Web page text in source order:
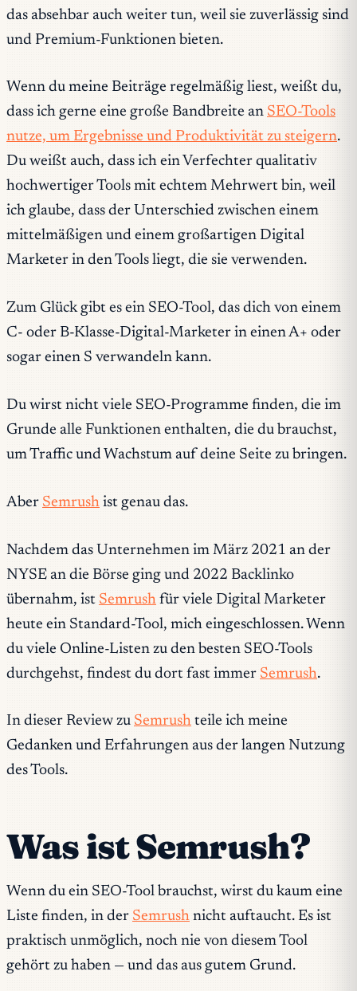
das absehbar auch weiter tun, weil sie zuverlässig sind
und Premium-Funktionen bieten.
Wenn du meine Beiträge regelmäßig liest, weißt du,
dass ich gerne eine große Bandbreite an SEO-Tools
nutze, um Ergebnisse und Produktivität zu steigern.
Du weißt auch, dass ich ein Verfechter qualitativ
hochwertiger Tools mit echtem Mehrwert bin, weil
ich glaube, dass der Unterschied zwischen einem
mittelmäßigen und einem großartigen Digital
Marketer in den Tools liegt, die sie verwenden.
Zum Glück gibt es ein SEO-Tool, das dich von einem
C- oder B-Klasse-Digital-Marketer in einen A+ oder
sogar einen S verwandeln kann.
Du wirst nicht viele SEO-Programme finden, die im
Grunde alle Funktionen enthalten, die du brauchst,
um Traffic und Wachstum auf deine Seite zu bringen.
Aber Semrush ist genau das.
Nachdem das Unternehmen im März 2021 an der
NYSE an die Börse ging und 2022 Backlinko
übernahm, ist Semrush für viele Digital Marketer
heute ein Standard-Tool, mich eingeschlossen. Wenn
du viele Online-Listen zu den besten SEO-Tools
durchgehst, findest du dort fast immer Semrush.
In dieser Review zu Semrush teile ich meine
Gedanken und Erfahrungen aus der langen Nutzung
des Tools.
Was ist Semrush?
Wenn du ein SEO-Tool brauchst, wirst du kaum eine
Liste finden, in der Semrush nicht auftaucht. Es ist
praktisch unmöglich, noch nie von diesem Tool
gehört zu haben — und das aus gutem Grund.